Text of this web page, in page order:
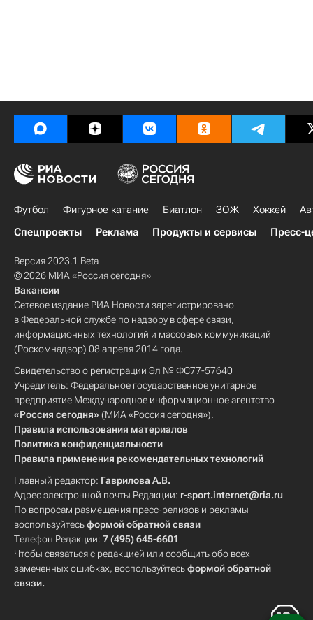
Футбол Фигурное катание Биатлон ЗОЖ Хоккей
Спецпроекты
Реклама Продукты и сервисы Пресс-
Версия 2023.1 Beta
© 2026 МИА «Россия сегодня»
Вакансии
Сетевое издание РИА Новости зарегистрировано
в Федеральной службе по надзору в сфере связи,
информационных технологий и массовых коммуникаций
(Роскомнадзор) 08 апреля 2014 года.
Свидетельство о регистрации Эл № ФС77-57640
Учредитель: Федеральное государственное унитарное
предприятие Международное информационное агентство
«Россия сегодня» (МИА «Россия сегодня»).
Правила использования материалов
Политика конфиденциальности
Правила применения рекомендательных технологий
Главный редактор: Гаврилова А.В.
Адрес электронной почты Редакции: r-sport.internet@ria.ru
По вопросам размещения пресс-релизов и рекламы
воспользуйтесьформой обратной связи
Телефон Редакции: 7 (495) 645-6601
Чтобы связаться с редакцией или сообщить обо всех
замеченных ошибках, воспользуйтесьформой обратной
связи.